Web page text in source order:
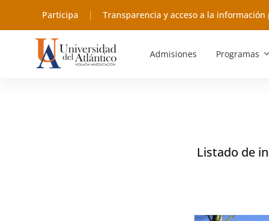
Participa Transparencia y acceso a la información
Admisiones Programas
Listado de